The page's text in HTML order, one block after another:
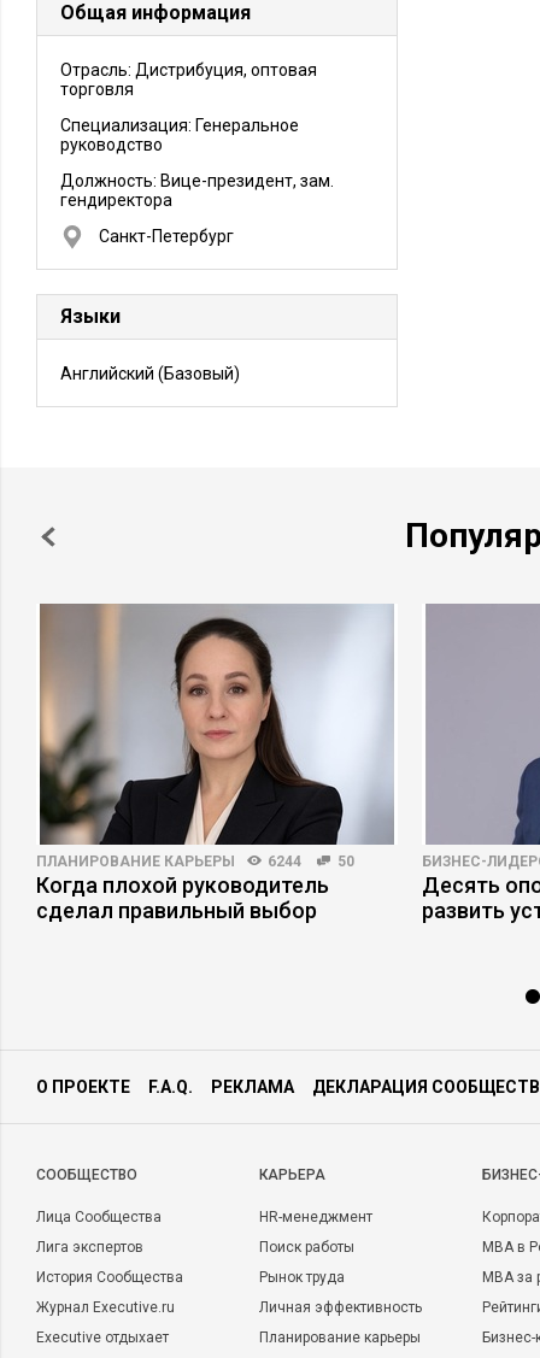
Общая информация
Отрасль: Дистрибуция, оптовая
торговля
Специализация: Генеральное
руководство
Должность: Вице-президент, зам.
гендиректора
Санкт-Петербург
Языки
Английский (Базовый)
ПЛАНИРОВАНИЕ КАРЬЕРЫ 6244 50
Когда плохой руководитель
сделал правильный выбор
БИЗНЕС-
Десять
развить
О ПРОЕКТЕ F.A.Q. РЕКЛАМА ДЕКЛАРАЦИЯ
CООБЩЕСТВО
Лица Сообщества
Лига экспертов
История Сообщества
Журнал Executive.ru
Executive отдыхает
КАРЬЕРА
HR-менеджмент
Поиск работы
Рынок труда
Личная эффективность
Планирование карьеры
MBA в
MBA
Бизнес-